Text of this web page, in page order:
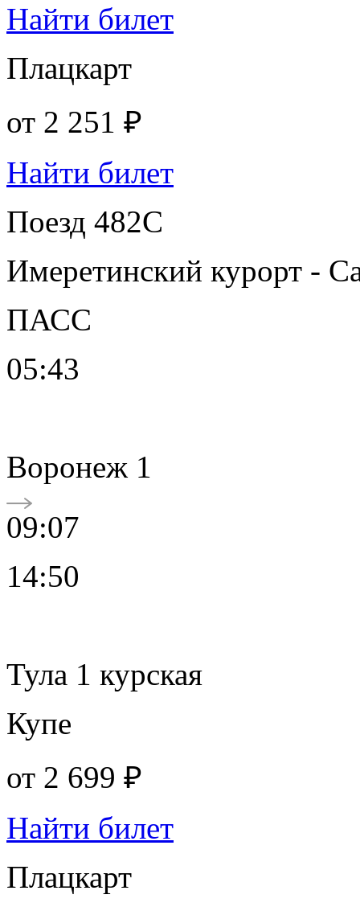
Найти билет
Плацкарт
от 2 251 ₽
Найти билет
Поезд 482С
Имеретинский курорт -
ПАСС
05:43
Воронеж 1
09:07
14:50
Тула 1 курская
Купе
от 2 699 ₽
Найти билет
Плацкарт